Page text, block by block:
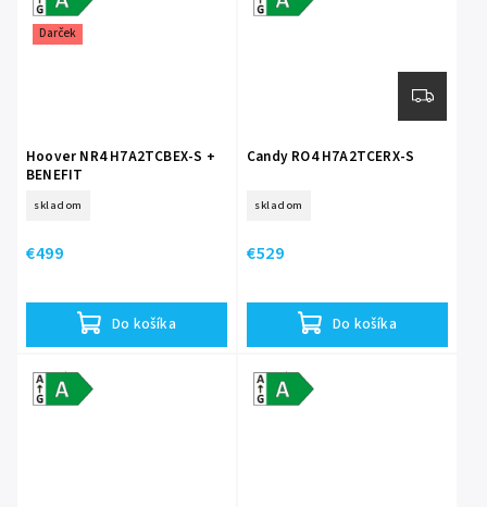
Darček
Hoover NR4 H7A2TCBEX-S +
BENEFIT
skladom
€499
Do košíka
Candy RO4 H7A2TCERX-S
skladom
€529
Do košíka
Energetická
trieda A
Energetická
trieda A